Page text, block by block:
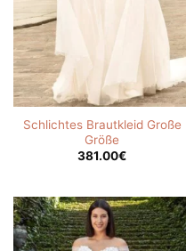
Schlichtes Brautkleid Große
Größe
381.00€